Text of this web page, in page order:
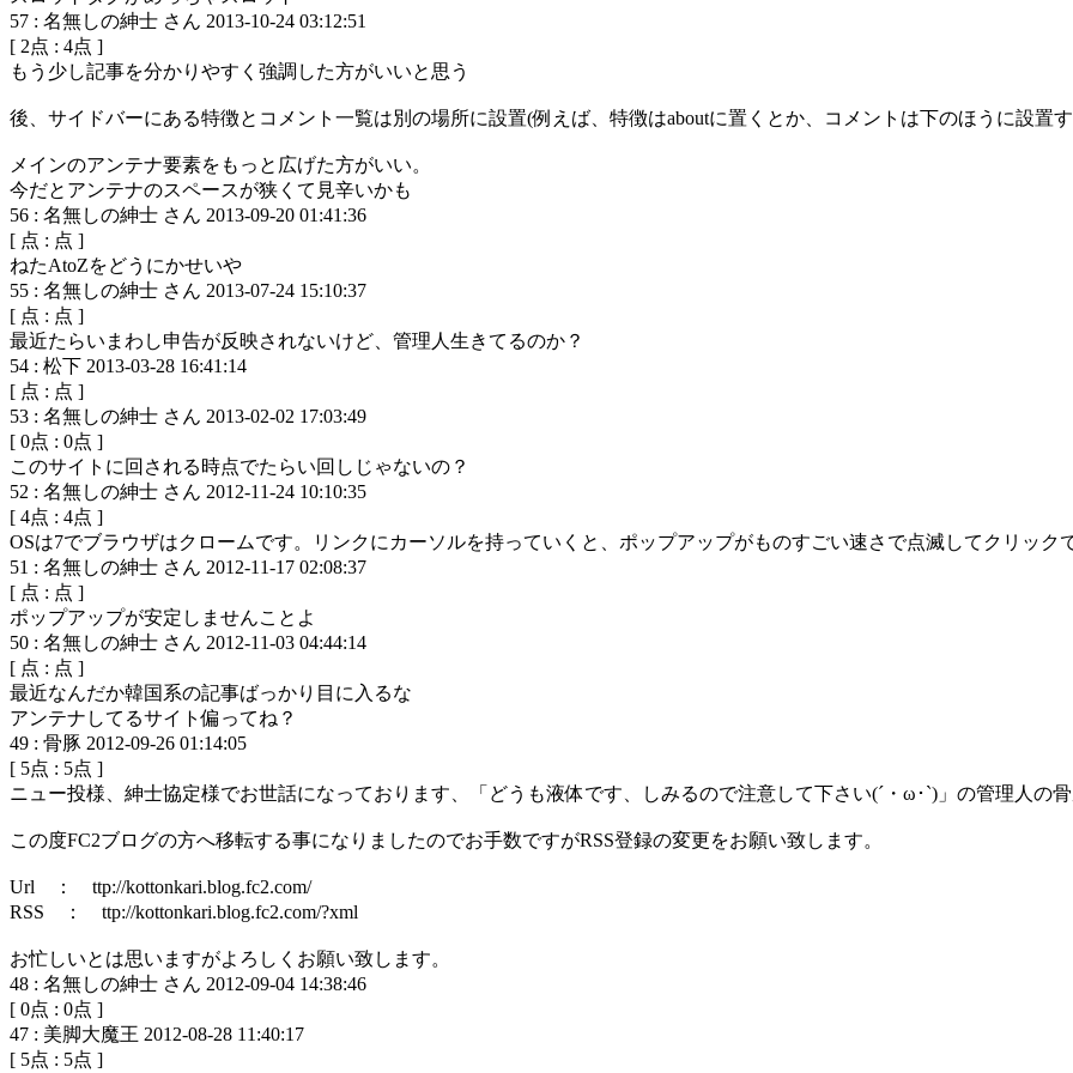
57 : 名無しの紳士 さん 2013-10-24 03:12:51
[ 2点 : 4点 ]
もう少し記事を分かりやすく強調した方がいいと思う
後、サイドバーにある特徴とコメント一覧は別の場所に設置(例えば、特徴はaboutに置くとか、コメントは下のほうに設置
メインのアンテナ要素をもっと広げた方がいい。
今だとアンテナのスペースが狭くて見辛いかも
56 : 名無しの紳士 さん 2013-09-20 01:41:36
[ 点 : 点 ]
ねたAtoZをどうにかせいや
55 : 名無しの紳士 さん 2013-07-24 15:10:37
[ 点 : 点 ]
最近たらいまわし申告が反映されないけど、管理人生きてるのか？
54 : 松下 2013-03-28 16:41:14
[ 点 : 点 ]
53 : 名無しの紳士 さん 2013-02-02 17:03:49
[ 0点 : 0点 ]
このサイトに回される時点でたらい回しじゃないの？
52 : 名無しの紳士 さん 2012-11-24 10:10:35
[ 4点 : 4点 ]
OSは7でブラウザはクロームです。リンクにカーソルを持っていくと、ポップアップがものすごい速さで点滅してクリック
51 : 名無しの紳士 さん 2012-11-17 02:08:37
[ 点 : 点 ]
ポップアップが安定しませんことよ
50 : 名無しの紳士 さん 2012-11-03 04:44:14
[ 点 : 点 ]
最近なんだか韓国系の記事ばっかり目に入るな
アンテナしてるサイト偏ってね？
49 : 骨豚 2012-09-26 01:14:05
[ 5点 : 5点 ]
ニュー投様、紳士協定様でお世話になっております、「どうも液体です、しみるので注意して下さい(´・ω･`)」の管理人の
この度FC2ブログの方へ移転する事になりましたのでお手数ですがRSS登録の変更をお願い致します。
Url ： ttp://kottonkari.blog.fc2.com/
RSS ： ttp://kottonkari.blog.fc2.com/?xml
お忙しいとは思いますがよろしくお願い致します。
48 : 名無しの紳士 さん 2012-09-04 14:38:46
[ 0点 : 0点 ]
47 : 美脚大魔王 2012-08-28 11:40:17
[ 5点 : 5点 ]